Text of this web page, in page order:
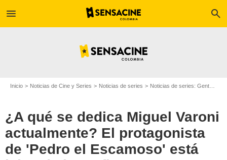
menu search
Inicio Noticias de Cine y Series Noticias de series Noticias de series: Gente
¿A qué se dedica Miguel Varoni
actualmente? El protagonista
de 'Pedro el Escamoso' está